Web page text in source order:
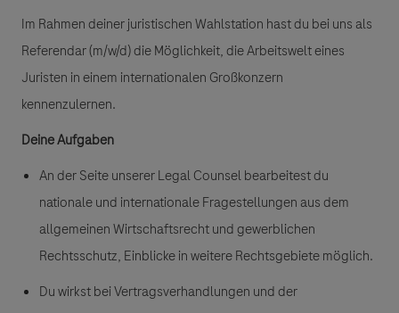
Im Rahmen deiner juristischen Wahlstation hast du bei uns als
Referendar (m/w/d) die Möglichkeit, die Arbeitswelt eines
Juristen in einem internationalen Großkonzern
kennenzulernen.
Deine Aufgaben
An der Seite unserer Legal Counsel bearbeitest du
nationale und internationale Fragestellungen aus dem
allgemeinen Wirtschaftsrecht und gewerblichen
Rechtsschutz, Einblicke in weitere Rechtsgebiete möglich.
Du wirkst bei Vertragsverhandlungen und der